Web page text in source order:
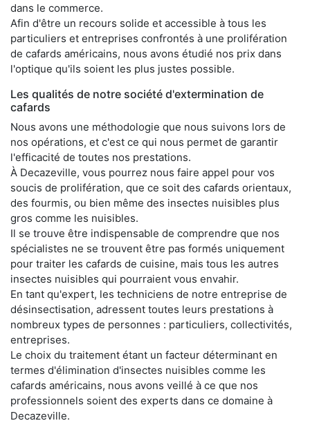
dans le commerce.
Afin d'être un recours solide et accessible à tous les
particuliers et entreprises confrontés à une prolifération
de cafards américains, nous avons étudié nos prix dans
l'optique qu'ils soient les plus justes possible.
Les qualités de notre société d'extermination de
cafards
Nous avons une méthodologie que nous suivons lors de
nos opérations, et c'est ce qui nous permet de garantir
l'efficacité de toutes nos prestations.
À Decazeville, vous pourrez nous faire appel pour vos
soucis de prolifération, que ce soit des cafards orientaux,
des fourmis, ou bien même des insectes nuisibles plus
gros comme les nuisibles.
Il se trouve être indispensable de comprendre que nos
spécialistes ne se trouvent être pas formés uniquement
pour traiter les cafards de cuisine, mais tous les autres
insectes nuisibles qui pourraient vous envahir.
En tant qu'expert, les techniciens de notre entreprise de
désinsectisation, adressent toutes leurs prestations à
nombreux types de personnes : particuliers, collectivités,
entreprises.
Le choix du traitement étant un facteur déterminant en
termes d'élimination d'insectes nuisibles comme les
cafards américains, nous avons veillé à ce que nos
professionnels soient des experts dans ce domaine à
Decazeville.